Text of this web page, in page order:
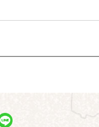
鉾田市公式Instagram
鉾田市公式Facebook
鉾田市公式LINE